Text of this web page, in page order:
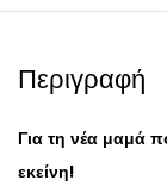
Περιγραφή
Για τη νέα μαμά
εκείνη!